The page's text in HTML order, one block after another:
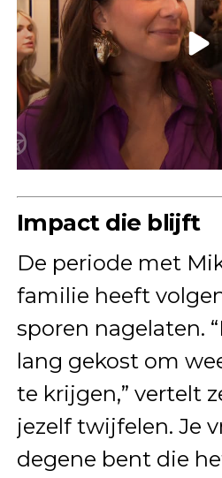
Impact die blijft
De periode met
familie heeft
sporen nagelaten.
lang gekost om
te krijgen,” vertelt
jezelf twijfelen. Je
degene bent die